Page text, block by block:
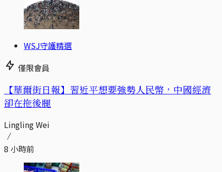
WSJ守護精選
僅限會員
【華爾街日報】習近平想要強勢人民幣，中國經濟
卻在拖後腿
Lingling Wei
8 小時前